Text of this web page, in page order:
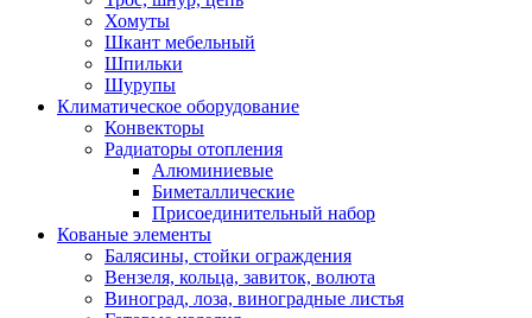
Хомуты
Шкант мебельный
Шпильки
Шурупы
Климатическое оборудование
Конвекторы
Радиаторы отопления
Алюминиевые
Биметаллические
Присоединительный набор
Кованые элементы
Балясины, стойки ограждения
Вензеля, кольца, завиток, волюта
Виноград, лоза, виноградные листья